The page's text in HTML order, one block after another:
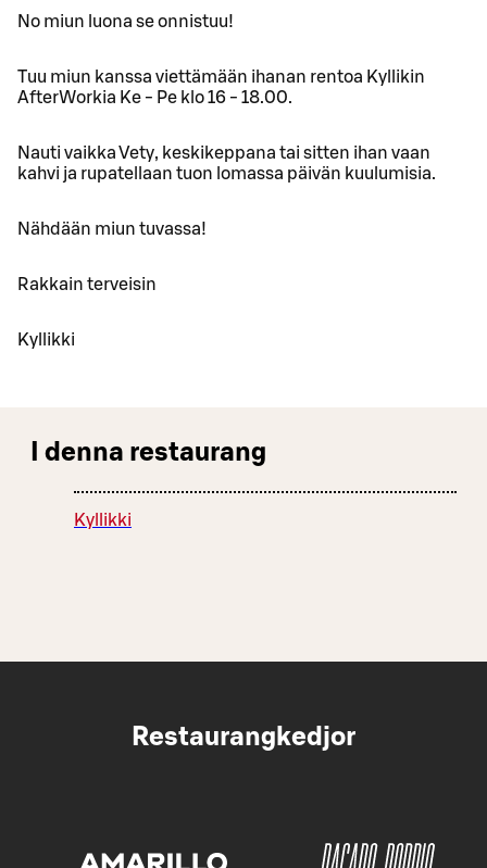
No miun luona se onnistuu!
Tuu miun kanssa viettämään ihanan rentoa Kyllikin
AfterWorkia Ke - Pe klo 16 - 18.00.
Nauti vaikka Vety, keskikeppana tai sitten ihan vaan
kahvi ja rupatellaan tuon lomassa päivän kuulumisia.
Nähdään miun tuvassa!
Rakkain terveisin
Kyllikki
I denna restaurang
Kyllikki
Restaurangkedjor